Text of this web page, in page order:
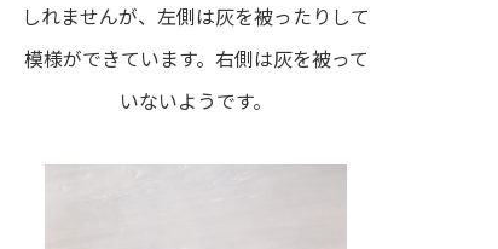
しれませんが、左側は灰を被ったりして
模様ができています。右側は灰を被って
いないようです。